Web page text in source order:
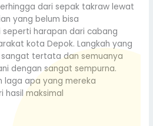
dari sepak takraw lewat
yang belum bisa
harapan dari cabang
kota Depok. Langkah yang
tertata dan semuanya
dengan sangat sempurna.
laga apa yang mereka
hasil maksimal